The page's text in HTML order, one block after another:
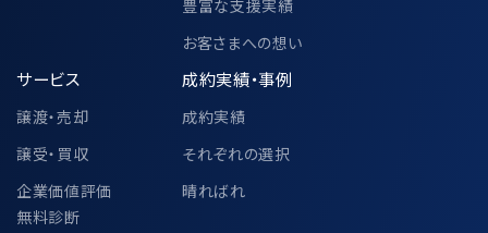
豊富な支援実績
お客さまへの想い
サービス
譲渡・売却
譲受・買収
企業価値評価
無料診断
成約実績・事例
成約実績
それぞれの選択
晴ればれ